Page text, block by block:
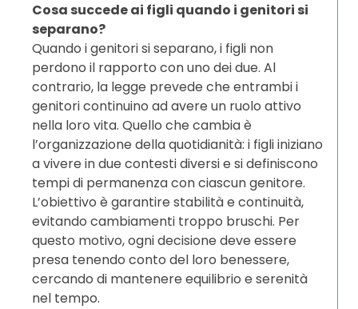
Cosa succede ai figli quando i genitori si
separano?
Quando i genitori si separano, i figli non
perdono il rapporto con uno dei due. Al
contrario, la legge prevede che entrambi i
genitori continuino ad avere un ruolo attivo
nella loro vita. Quello che cambia è
l’organizzazione della quotidianità: i figli iniziano
a vivere in due contesti diversi e si definiscono
tempi di permanenza con ciascun genitore.
L’obiettivo è garantire stabilità e continuità,
evitando cambiamenti troppo bruschi. Per
questo motivo, ogni decisione deve essere
presa tenendo conto del loro benessere,
cercando di mantenere equilibrio e serenità
nel tempo.